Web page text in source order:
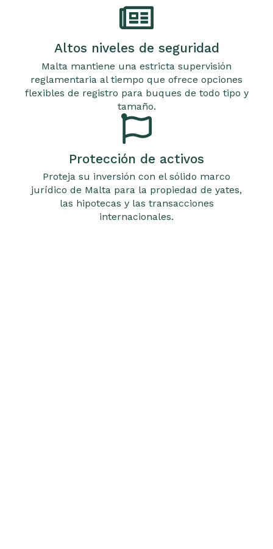
Altos niveles de seguridad
Malta mantiene una estricta supervisión
reglamentaria al tiempo que ofrece opciones
flexibles de registro para buques de todo tipo y
tamaño.
Protección de activos
Proteja su inversión con el sólido marco
jurídico de Malta para la propiedad de yates,
las hipotecas y las transacciones
internacionales.